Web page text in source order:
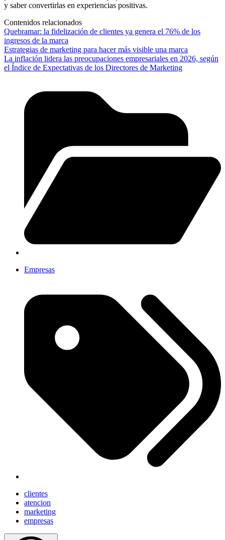
y saber convertirlas en experiencias positivas.
Contenidos relacionados
Quebramar: la fidelización de clientes ya genera el 76% de los
ingresos de la marca
Estrategias de marketing para hacer más visible una marca
La inflación lidera las preocupaciones empresariales en 2026, según
el Índice de Expectativas de los Directores de Marketing
Empresas
clientes
atencion
marketing
empresas